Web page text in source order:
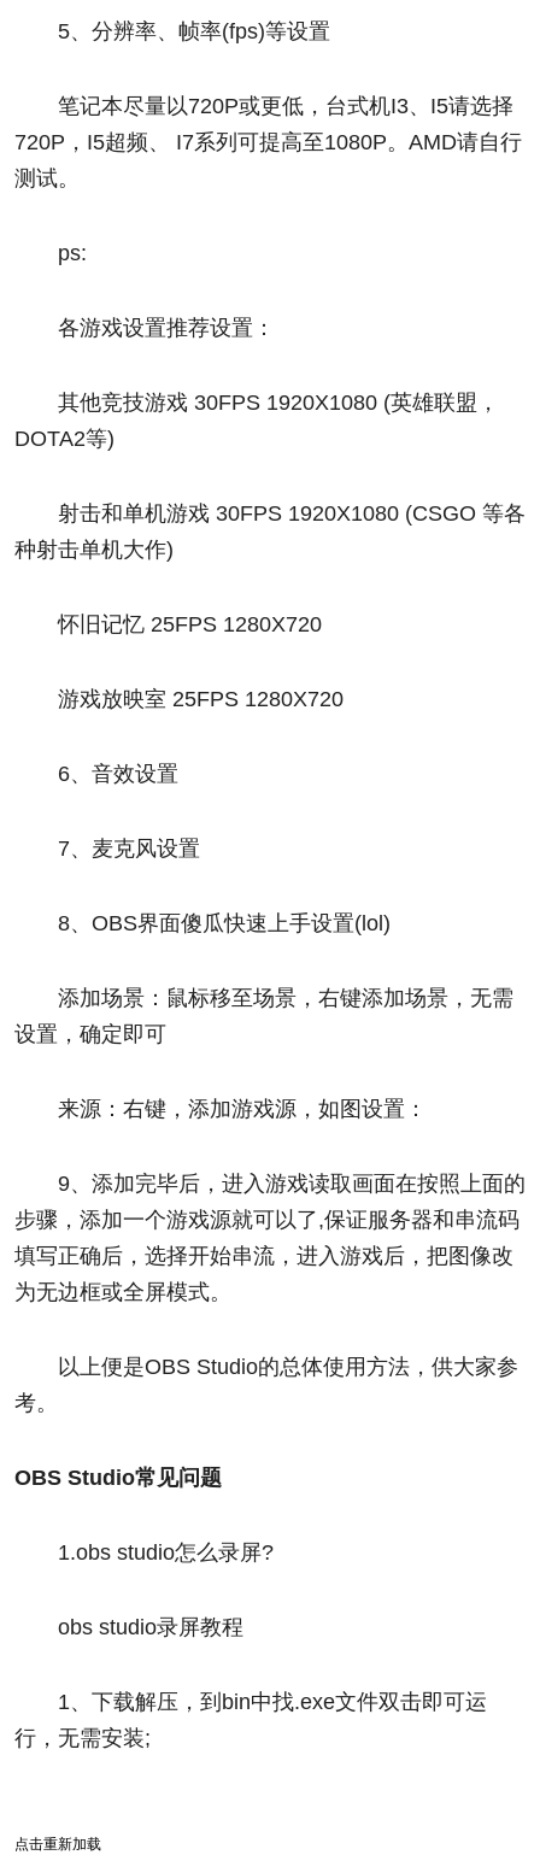
5、分辨率、帧率(fps)等设置
笔记本尽量以720P或更低，台式机I3、I5请选择
720P，I5超频、 I7系列可提高至1080P。AMD请自行
测试。
ps:
各游戏设置推荐设置：
其他竞技游戏 30FPS 1920X1080 (英雄联盟，
DOTA2等)
射击和单机游戏 30FPS 1920X1080 (CSGO 等各
种射击单机大作)
怀旧记忆 25FPS 1280X720
游戏放映室 25FPS 1280X720
6、音效设置
7、麦克风设置
8、OBS界面傻瓜快速上手设置(lol)
添加场景：鼠标移至场景，右键添加场景，无需
设置，确定即可
来源：右键，添加游戏源，如图设置：
9、添加完毕后，进入游戏读取画面在按照上面的
步骤，添加一个游戏源就可以了,保证服务器和串流码
填写正确后，选择开始串流，进入游戏后，把图像改
为无边框或全屏模式。
以上便是OBS Studio的总体使用方法，供大家参
考。
OBS Studio常见问题
1.obs studio怎么录屏?
obs studio录屏教程
1、下载解压，到bin中找.exe文件双击即可运
行，无需安装;
点击重新加载